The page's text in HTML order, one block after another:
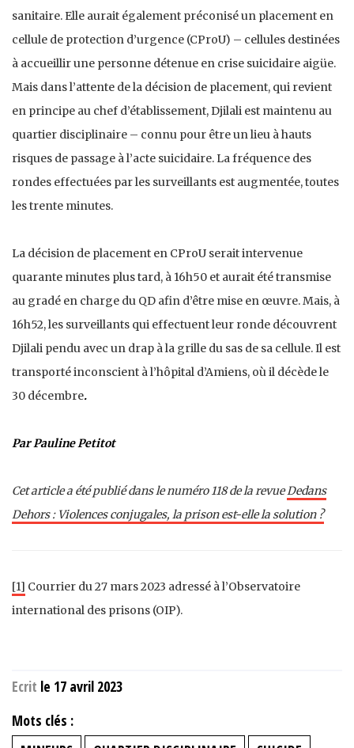
sanitaire. Elle aurait également préconisé un placement en
cellule de protection d’urgence (CProU) – cellules destinées
à accueillir une personne détenue en crise suicidaire aigüe.
Mais dans l’attente de la décision de placement, qui revient
en principe au chef d’établissement, Djilali est maintenu au
quartier disciplinaire – connu pour être un lieu à hauts
risques de passage à l’acte suicidaire. La fréquence des
rondes effectuées par les surveillants est augmentée, toutes
les trente minutes.
La décision de placement en CProU serait intervenue
quarante minutes plus tard, à 16h50 et aurait été transmise
au gradé en charge du QD afin d’être mise en œuvre. Mais, à
16h52, les surveillants qui effectuent leur ronde découvrent
Djilali pendu avec un drap à la grille du sas de sa cellule. Il est
transporté inconscient à l’hôpital d’Amiens, où il décède le
30 décembre.
Par Pauline Petitot
Cet article a été publié dans le numéro 118 de la revueDedans
Dehors : Violences conjugales, la prison est-elle la solution ?
[1] Courrier du 27 mars 2023 adressé à l’Observatoire
international des prisons (OIP).
Ecrit le 17 avril 2023
Mots clés :